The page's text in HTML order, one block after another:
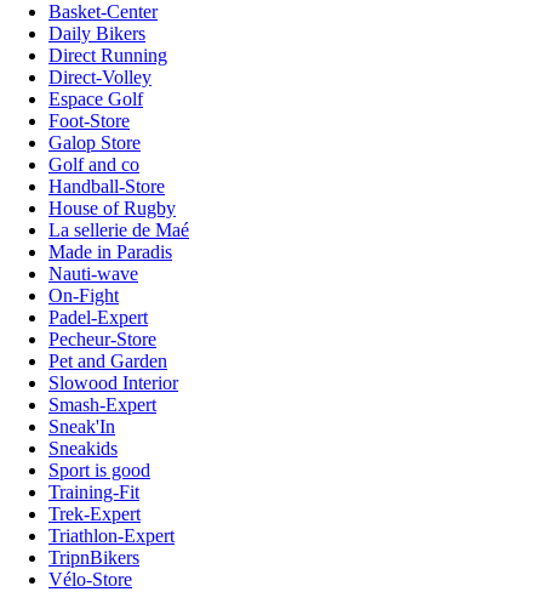
Basket-Center
Daily Bikers
Direct Running
Direct-Volley
Espace Golf
Foot-Store
Galop Store
Golf and co
Handball-Store
House of Rugby
La sellerie de Maé
Made in Paradis
Nauti-wave
On-Fight
Padel-Expert
Pecheur-Store
Pet and Garden
Slowood Interior
Smash-Expert
Sneak'In
Sneakids
Sport is good
Training-Fit
Trek-Expert
Triathlon-Expert
TripnBikers
Vélo-Store